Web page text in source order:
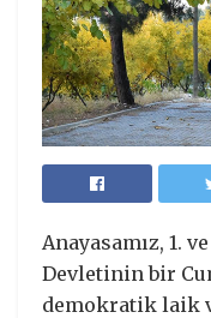
Anayasamız, 1.
Devletinin bir
demokratik laik